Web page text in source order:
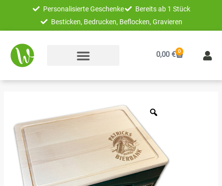
springen
Personalisierte Geschenke
Bereits ab 1 Stück
Besticken, Bedrucken, Beflocken, Gravieren
0,00€ 0
Warenkorb
Bierkastensitz
Mobile
Bierbank
mit
Name
personalisiert